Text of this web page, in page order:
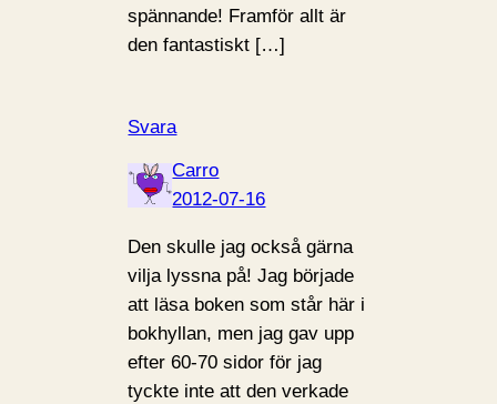
spännande! Framför allt är
den fantastiskt […]
Svara
Carro
2012-07-16
Den skulle jag också gärna
vilja lyssna på! Jag började
att läsa boken som står här i
bokhyllan, men jag gav upp
efter 60-70 sidor för jag
tyckte inte att den verkade